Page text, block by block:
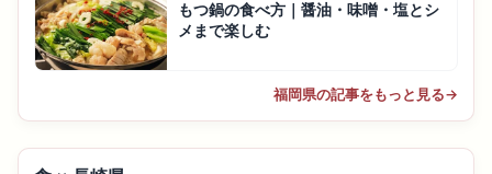
もつ鍋の食べ方｜醤油・味噌・塩とシ
メまで楽しむ
福岡県の記事をもっと見る→